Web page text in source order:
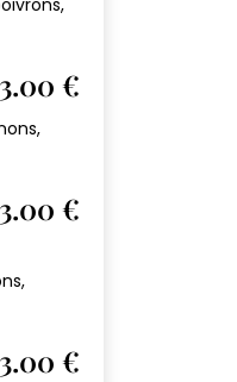
€
€
€